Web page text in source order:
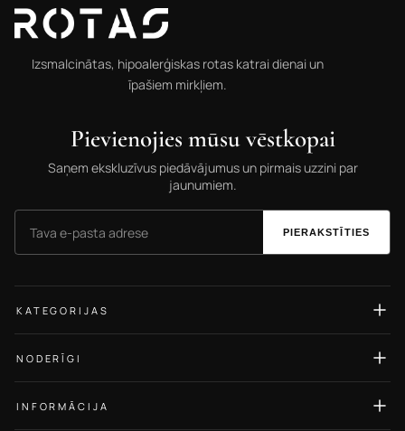
Izsmalcinātas, hipoalerģiskas rotas katrai dienai un
īpašiem mirkļiem.
Pievienojies mūsu vēstkopai
Saņem ekskluzīvus piedāvājumus un pirmais uzzini par
jaunumiem.
PIERAKSTĪTIES
KATEGORIJAS
Kaklarotas
NODERĪGI
INFORMĀCIJA